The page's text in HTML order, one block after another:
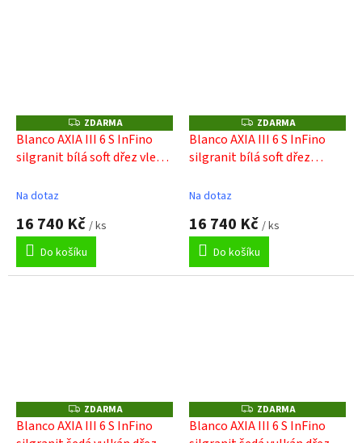
Z
D
A
R
ZDARMA
Blanco AXIA III 6 S InFino
silgranit bílá soft dřez vlevo
Na dotaz
16 740 Kč / ks
Do košíku
Z
D
A
R
ZDARMA
Blanco AXIA III 6 S InFino
silgranit bílá soft dřez
miska
Na dotaz
16 740 Kč / ks
Do košíku
Z
D
A
ZDARMA
Blanco AXIA III 6 S InFino
Z
D
A
ZDARMA
Blanco AXIA III 6 S InFino